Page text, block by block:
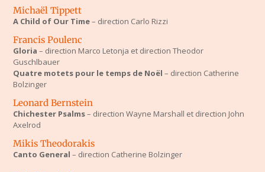
Michaël Tippett
A Child of Our Time– direction Carlo Rizzi
Francis Poulenc
Gloria – direction Marco Letonja et direction Theodor
Guschlbauer
Quatre motets pour le temps de Noël – direction Catherine
Bolzinger
Leonard Bernstein
Chichester Psalms– direction Wayne Marshall et direction John
Axelrod
Mikis Theodorakis
Canto General – direction Catherine Bolzinger